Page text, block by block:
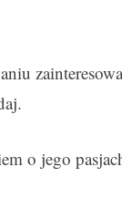
o jego